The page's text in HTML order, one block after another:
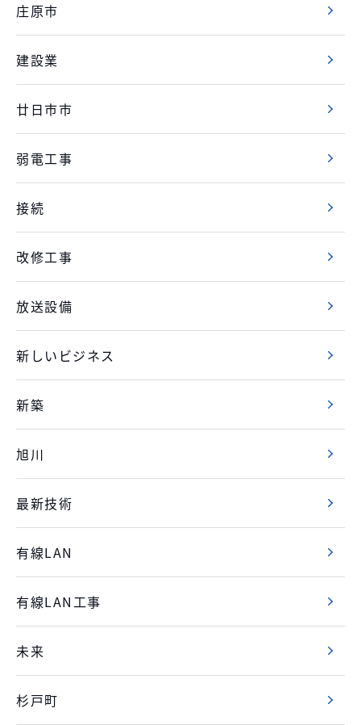
庄原市
建設業
廿日市市
弱電工事
接続
改修工事
放送設備
新しいビジネス
新築
旭川
最新技術
有線LAN
有線LAN工事
未来
杉戸町